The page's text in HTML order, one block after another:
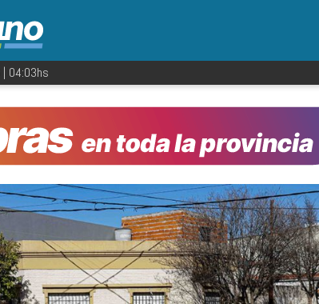
| 04:03hs